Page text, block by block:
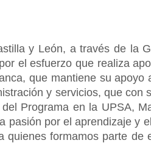
y León, a través de la
el esfuerzo que realiza
que mantiene su apoyo
y servicios, que con
Programa en la UPSA,
pasión por el aprendizaje y
quienes formamos parte de